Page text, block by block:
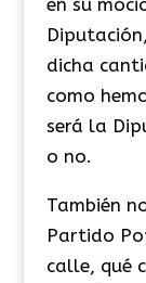
dicha
como
será la
o no.
También
Partido
calle, qué